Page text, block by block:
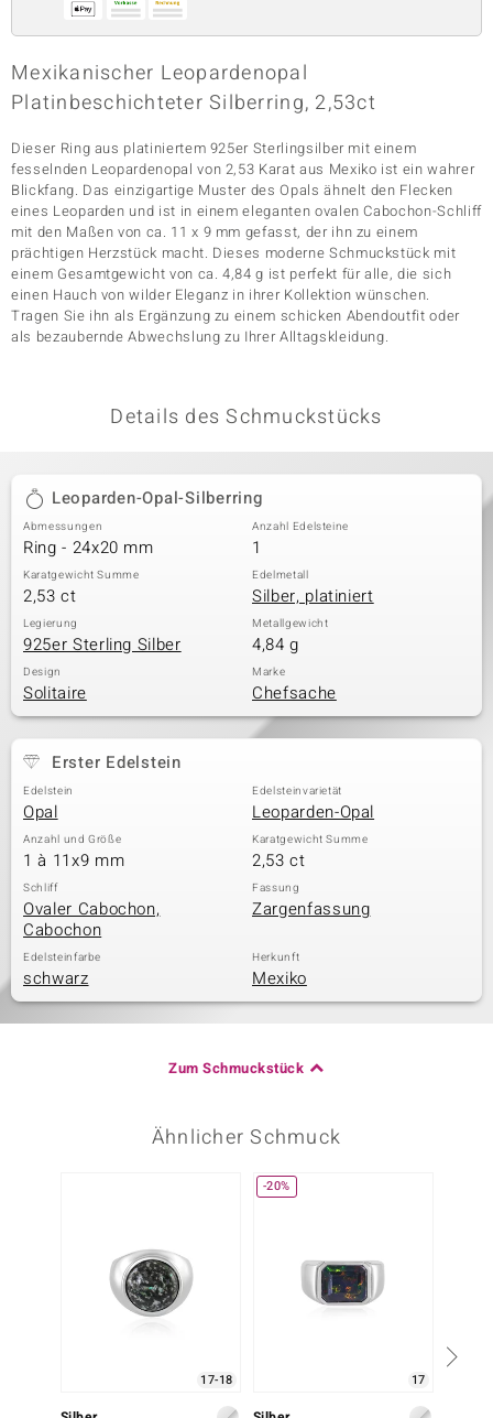
Classics
Mexikanischer Leopardenopal
Platinbeschichteter Silberring, 2,53ct
Dieser Ring aus platiniertem 925er Sterlingsilber mit einem
fesselnden Leopardenopal von 2,53 Karat aus Mexiko ist ein wahrer
Blickfang. Das einzigartige Muster des Opals ähnelt den Flecken
eines Leoparden und ist in einem eleganten ovalen Cabochon-Schliff
mit den Maßen von ca. 11 x 9 mm gefasst, der ihn zu einem
prächtigen Herzstück macht. Dieses moderne Schmuckstück mit
einem Gesamtgewicht von ca. 4,84 g ist perfekt für alle, die sich
einen Hauch von wilder Eleganz in ihrer Kollektion wünschen.
Tragen Sie ihn als Ergänzung zu einem schicken Abendoutfit oder
als bezaubernde Abwechslung zu Ihrer Alltagskleidung.
Details des Schmuckstücks
Leoparden-Opal-Silberring
Abmessungen
Ring - 24x20 mm
Anzahl Edelsteine
1
Karatgewicht Summe
2,53 ct
Edelmetall
Silber, platiniert
Legierung
925er Sterling Silber
Metallgewicht
4,84 g
Design
Solitaire
Marke
Chefsache
Erster Edelstein
Edelstein
Opal
Edelsteinvarietät
Leoparden-Opal
Anzahl und Größe
1 à 11x9 mm
Karatgewicht Summe
2,53 ct
Schliff
Ovaler Cabochon,
Cabochon
Fassung
Zargenfassung
Edelsteinfarbe
schwarz
Herkunft
Mexiko
Zum Schmuckstück
Ähnlicher Schmuck
17-18
-20%
17